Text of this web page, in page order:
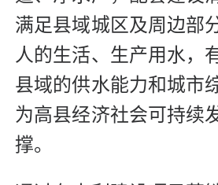
满足县域城区及周边部
人的生活、生产用水，
县域的供水能力和城市
为高县经济社会可持续
撑。